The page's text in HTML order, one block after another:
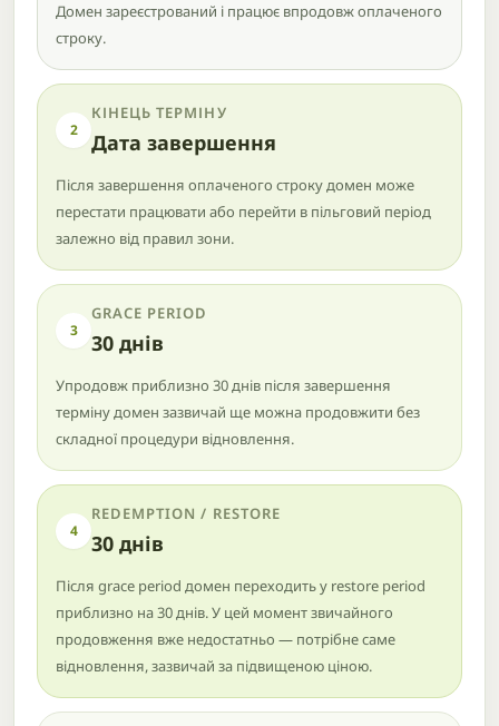
Домен зареєстрований і працює впродовж оплаченого
строку.
2
КІНЕЦЬ ТЕРМІНУ
Дата завершення
Після завершення оплаченого строку домен може
перестати працювати або перейти в пільговий період
залежно від правил зони.
3
GRACE PERIOD
30 днів
Упродовж приблизно 30 днів після завершення
терміну домен зазвичай ще можна продовжити без
складної процедури відновлення.
4
REDEMPTION / RESTORE
30 днів
Після grace period домен переходить у restore period
приблизно на 30 днів. У цей момент звичайного
продовження вже недостатньо — потрібне саме
відновлення, зазвичай за підвищеною ціною.